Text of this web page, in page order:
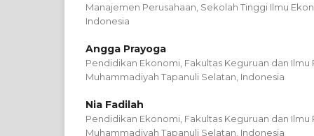
Manajemen Perusahaan, Sekolah Tinggi Ilmu
Indonesia
Angga Prayoga
Pendidikan Ekonomi, Fakultas Keguruan dan Ilmu
Muhammadiyah Tapanuli Selatan, Indonesia
Nia Fadilah
Pendidikan Ekonomi, Fakultas Keguruan dan Ilmu
Muhammadiyah Tapanuli Selatan, Indonesia